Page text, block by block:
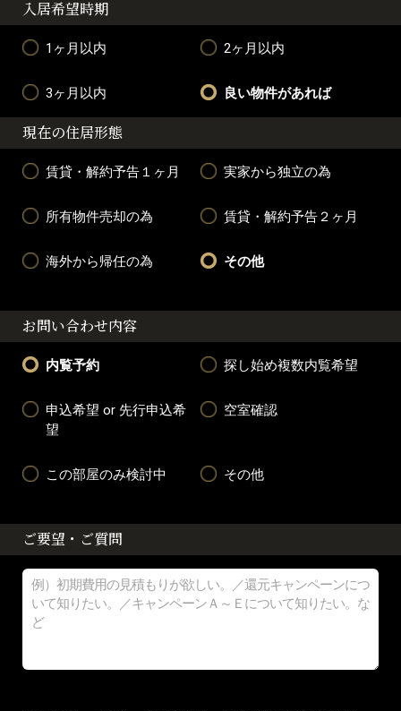
入居希望時期
1ヶ月以内 2ヶ月以内
3ヶ月以内 良い物件があれば
現在の住居形態
賃貸・解約予告１ヶ月 実家から独立の為
所有物件売却の為 賃貸・解約予告２ヶ月
海外から帰任の為 その他
お問い合わせ内容
内覧予約 探し始め複数内覧希望
申込希望 or 先行申込希
望
空室確認
この部屋のみ検討中 その他
ご要望・ご質問